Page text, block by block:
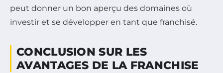
peut donner un bon aperçu des domaines où
investir et se développer en tant que franchisé.
CONCLUSION SUR LES
AVANTAGES DE LA FRANCHISE